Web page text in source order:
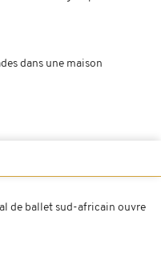
dans une maison
de ballet sud-africain ouvre